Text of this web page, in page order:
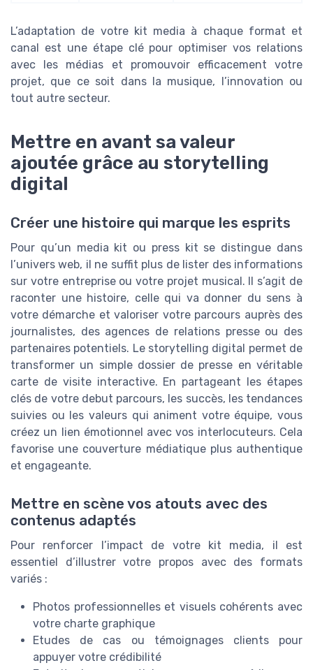
L’adaptation de votre kit media à chaque format et
canal est une étape clé pour optimiser vos relations
avec les médias et promouvoir efficacement votre
projet, que ce soit dans la musique, l’innovation ou
tout autre secteur.
Mettre en avant sa valeur
ajoutée grâce au storytelling
digital
Créer une histoire qui marque les esprits
Pour qu’un media kit ou press kit se distingue dans
l’univers web, il ne suffit plus de lister des informations
sur votre entreprise ou votre projet musical. Il s’agit de
raconter une histoire, celle qui va donner du sens à
votre démarche et valoriser votre parcours auprès des
journalistes, des agences de relations presse ou des
partenaires potentiels. Le storytelling digital permet de
transformer un simple dossier de presse en véritable
carte de visite interactive. En partageant les étapes
clés de votre debut parcours, les succès, les tendances
suivies ou les valeurs qui animent votre équipe, vous
créez un lien émotionnel avec vos interlocuteurs. Cela
favorise une couverture médiatique plus authentique
et engageante.
Mettre en scène vos atouts avec des
contenus adaptés
Pour renforcer l’impact de votre kit media, il est
essentiel d’illustrer votre propos avec des formats
variés :
Photos professionnelles et visuels cohérents avec
votre charte graphique
Etudes de cas ou témoignages clients pour
appuyer votre crédibilité